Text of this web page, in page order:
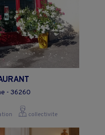
- 36260
collectivite